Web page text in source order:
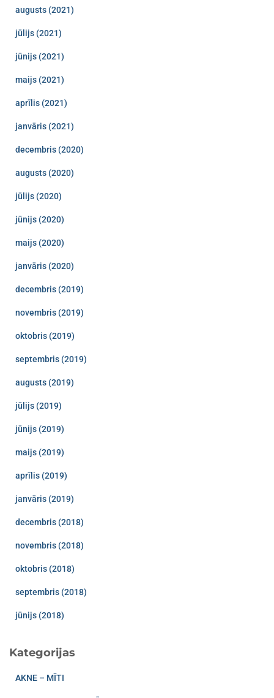
augusts (2021)
jūlijs (2021)
jūnijs (2021)
maijs (2021)
aprīlis (2021)
janvāris (2021)
decembris (2020)
augusts (2020)
jūlijs (2020)
jūnijs (2020)
maijs (2020)
janvāris (2020)
decembris (2019)
novembris (2019)
oktobris (2019)
septembris (2019)
augusts (2019)
jūlijs (2019)
jūnijs (2019)
maijs (2019)
aprīlis (2019)
janvāris (2019)
decembris (2018)
novembris (2018)
oktobris (2018)
septembris (2018)
jūnijs (2018)
Kategorijas
AKNE – MĪTI